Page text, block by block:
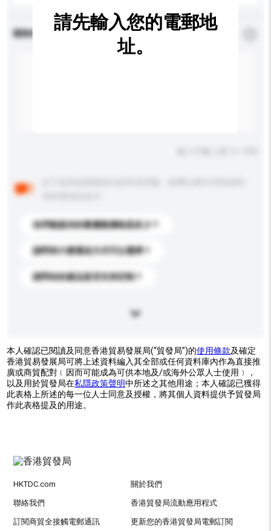
查詢內容 * 必須填寫
你們能提供的最優惠價格是多少？
請問有什麼運送方式可以選擇？
請問你的產品是否支持定制？
請先輸入您的電郵地
址。
本人確認已閱讀及同意香港貿易發展局(“貿發局”)的使用條款及確定
香港貿易發展局可將上述資料編入其全部或任何資料庫內作為直接推
廣或商貿配對﹝因而可能成為可供本地及/或海外公眾人士使用﹞，
以及用於貿發局在私隱政策聲明中所述之其他用途；本人確認已獲得
此表格上所述的每一位人士同意及授權，將其個人資料提供予貿發局
作此表格提及的用途。
HKTDC.com 關於我們
聯絡我們 香港貿發局流動應用程式
訂閱商貿全接觸電郵通訊 更新您的香港貿發局電郵訂閱